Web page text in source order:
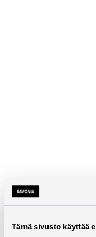
Tämä sivusto käyttää